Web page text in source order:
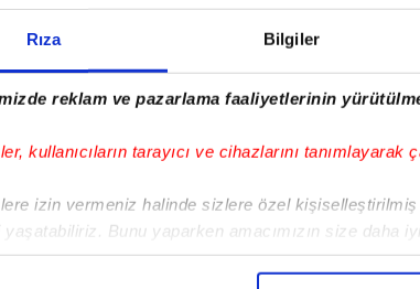
Rıza Bilgiler
reklam ve pazarlama faaliyetlerinin
kullanıcıların tarayıcı ve cihazlarını tanımlayarak
izin vermeniz halinde sizlere özel
yaşatabiliriz. Bunu yaparken amacımızın size
adına elimizden gelen çabayı